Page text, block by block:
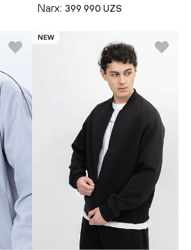
Narx: 399 990 UZS
NEW